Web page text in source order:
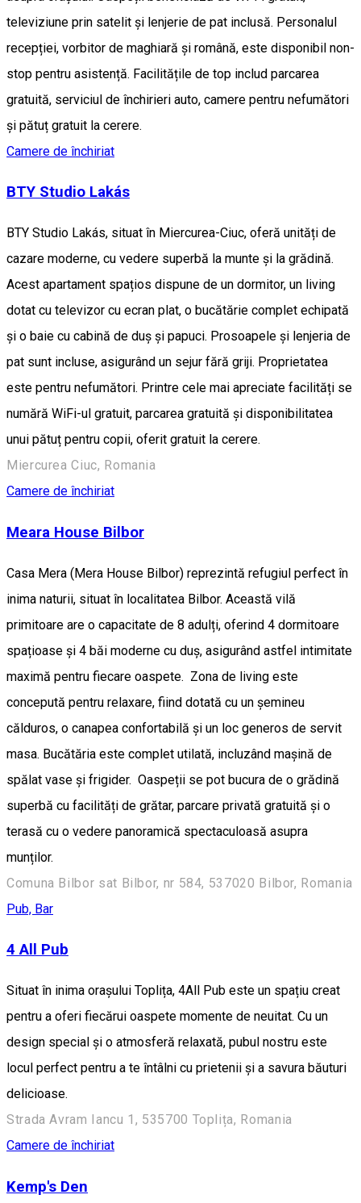
televiziune prin satelit și lenjerie de pat inclusă. Personalul
recepției, vorbitor de maghiară și română, este disponibil non-
stop pentru asistență. Facilitățile de top includ parcarea
gratuită, serviciul de închirieri auto, camere pentru nefumători
și pătuț gratuit la cerere.
Camere de închiriat
BTY Studio Lakás
BTY Studio Lakás, situat în Miercurea-Ciuc, oferă unități de
cazare moderne, cu vedere superbă la munte și la grădină.
Acest apartament spațios dispune de un dormitor, un living
dotat cu televizor cu ecran plat, o bucătărie complet echipată
și o baie cu cabină de duș și papuci. Prosoapele și lenjeria de
pat sunt incluse, asigurând un sejur fără griji. Proprietatea
este pentru nefumători. Printre cele mai apreciate facilități se
numără WiFi-ul gratuit, parcarea gratuită și disponibilitatea
unui pătuț pentru copii, oferit gratuit la cerere.
Miercurea Ciuc, Romania
Camere de închiriat
Meara House Bilbor
Casa Mera (Mera House Bilbor) reprezintă refugiul perfect în
inima naturii, situat în localitatea Bilbor. Această vilă
primitoare are o capacitate de 8 adulți, oferind 4 dormitoare
spațioase și 4 băi moderne cu duș, asigurând astfel intimitate
maximă pentru fiecare oaspete. Zona de living este
concepută pentru relaxare, fiind dotată cu un șemineu
călduros, o canapea confortabilă și un loc generos de servit
masa. Bucătăria este complet utilată, incluzând mașină de
spălat vase și frigider. Oaspeții se pot bucura de o grădină
superbă cu facilități de grătar, parcare privată gratuită și o
terasă cu o vedere panoramică spectaculoasă asupra
munților.
Comuna Bilbor sat Bilbor, nr 584, 537020 Bilbor, Romania
Pub, Bar
4 All Pub
Situat în inima orașului Toplița, 4All Pub este un spațiu creat
pentru a oferi fiecărui oaspete momente de neuitat. Cu un
design special și o atmosferă relaxată, pubul nostru este
locul perfect pentru a te întâlni cu prietenii și a savura băuturi
delicioase.
Strada Avram Iancu 1, 535700 Toplița, Romania
Camere de închiriat
Kemp's Den